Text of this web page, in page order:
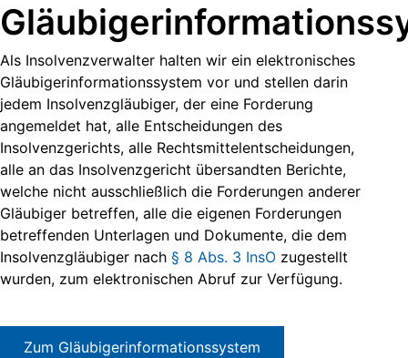
Als Insolvenzverwalter halten wir ein elektronisches
Gläubigerinformationssystem vor und stellen darin
jedem Insolvenzgläubiger, der eine Forderung
angemeldet hat, alle Entscheidungen des
Insolvenzgerichts, alle Rechtsmittelentscheidungen,
alle an das Insolvenzgericht übersandten Berichte,
welche nicht ausschließlich die Forderungen anderer
Gläubiger betreffen, alle die eigenen Forderungen
betreffenden Unterlagen und Dokumente, die dem
Insolvenzgläubiger nach § 8 Abs. 3 InsOzugestellt
wurden, zum elektronischen Abruf zur Verfügung.
Zum Gläubigerinformationssystem